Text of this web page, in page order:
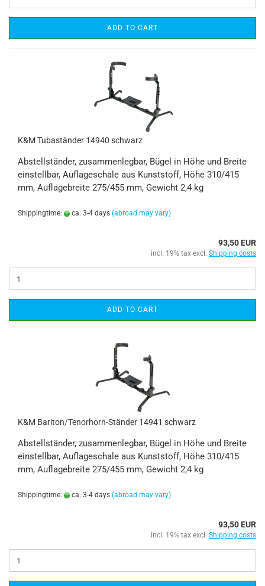
ADD TO CART
K&M Tubaständer 14940 schwarz
Abstellständer, zusammenlegbar, Bügel in Höhe und Breite
einstellbar, Auflageschale aus Kunststoff, Höhe 310/415
mm, Auflagebreite 275/455 mm, Gewicht 2,4 kg
Shippingtime: ca. 3-4 days (abroad may vary)
93,50 EUR
incl. 19% tax excl. Shipping costs
ADD TO CART
K&M Bariton/Tenorhorn-Ständer 14941 schwarz
Abstellständer, zusammenlegbar, Bügel in Höhe und Breite
einstellbar, Auflageschale aus Kunststoff, Höhe 310/415
mm, Auflagebreite 275/455 mm, Gewicht 2,4 kg
Shippingtime: ca. 3-4 days (abroad may vary)
93,50 EUR
incl. 19% tax excl. Shipping costs